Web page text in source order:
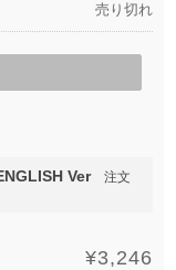
売り切れ
Ver
注文
¥3,246